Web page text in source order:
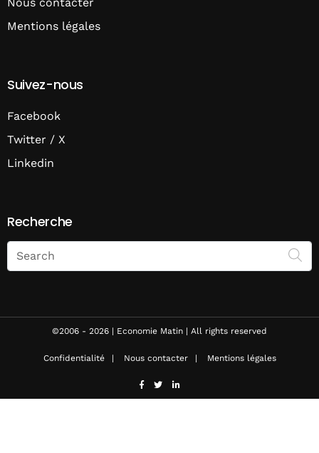
Mentions légales
Suivez-nous
Facebook
Twitter / X
Linkedin
Recherche
Search
on
Economie
©2006 - 2026 | Economie Matin | All rights reserved
Confidentialité Nous contacter Mentions légales
facebook
twitterlinkedin